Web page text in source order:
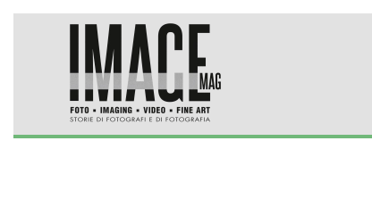
Skip to main content